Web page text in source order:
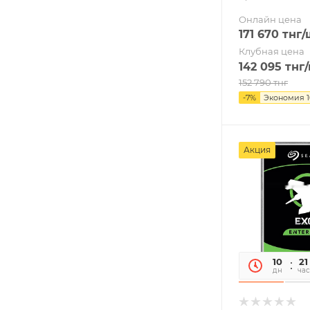
Онлайн цена
171 670 тнг/
Клубная цена
142 095 тнг
152 790тнг
-7% Экономия
Акция
10
дн
21
час